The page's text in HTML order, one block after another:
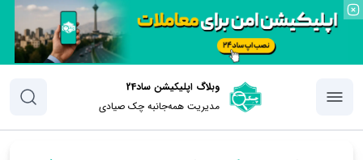
وبلاگ اپلیکیشن ساد24
مدیریت همه‌جانبه چک‌ صیادی